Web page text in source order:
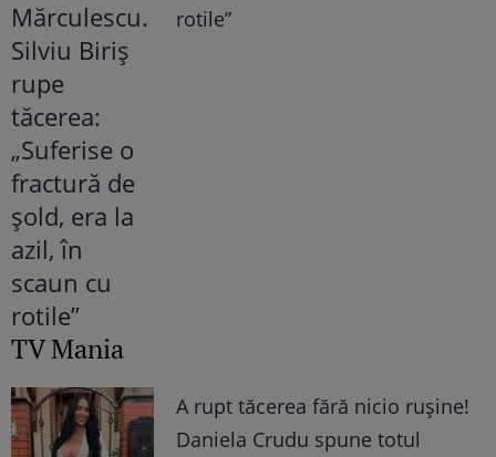
rotile”
TV Mania
A rupt tăcerea fără nicio rușine!
Daniela Crudu spune totul